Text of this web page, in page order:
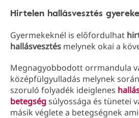
Hirtelen hallásvesztés
Gyermekeknél is előfordulhat
hallásvesztés melynek okai a
Megnagyobbodott orrmandula
középfülgyulladás melynek
szoruló folyadék ideiglenes
betegségsúlyossága és tünetei
másik véglete a betegségnek